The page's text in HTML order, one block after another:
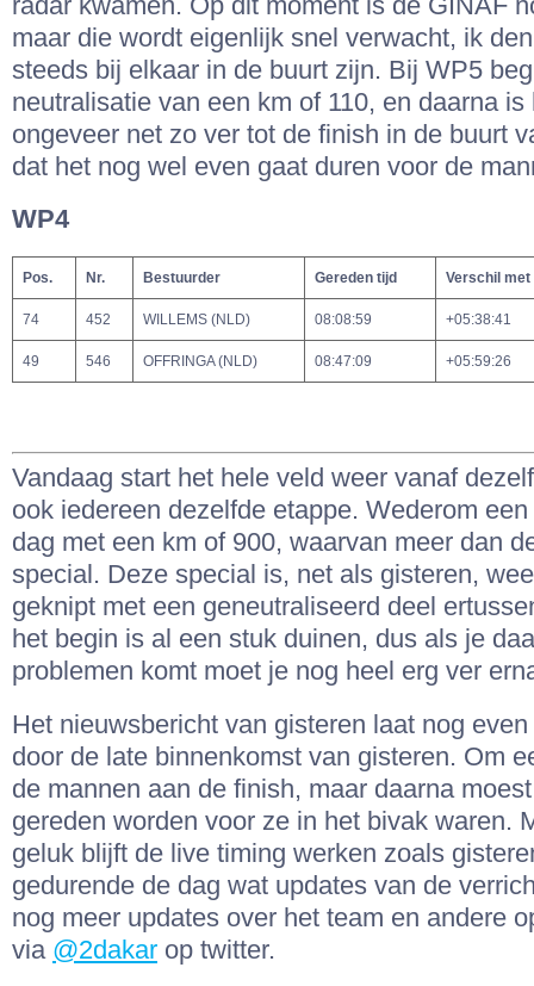
maar die wordt eigenlijk snel verwacht, ik
steeds bij elkaar in de buurt zijn. Bij WP5
neutralisatie van een km of 110, en daarna is
ongeveer net zo ver tot de finish in de buurt
dat het nog wel even gaat duren voor de
WP4
Pos. Nr. Bestuurder Gereden tijd Verschil met
74 452 WILLEMS (NLD) 08:08:59 +05:38:41
49 546 OFFRINGA (NLD) 08:47:09 +05:59:26
Vandaag start het hele veld weer vanaf
ook iedereen dezelfde etappe. Wederom
dag met een km of 900, waarvan meer dan
special. Deze special is, net als gisteren,
geknipt met een geneutraliseerd deel
het begin is al een stuk duinen, dus als je
problemen komt moet je nog heel erg ver
Het nieuwsbericht van gisteren laat nog
door de late binnenkomst van gisteren. Om
de mannen aan de finish, maar daarna
gereden worden voor ze in het bivak waren.
geluk blijft de live timing werken zoals
gedurende de dag wat updates van de
nog meer updates over het team en andere
via @2dakar op twitter.